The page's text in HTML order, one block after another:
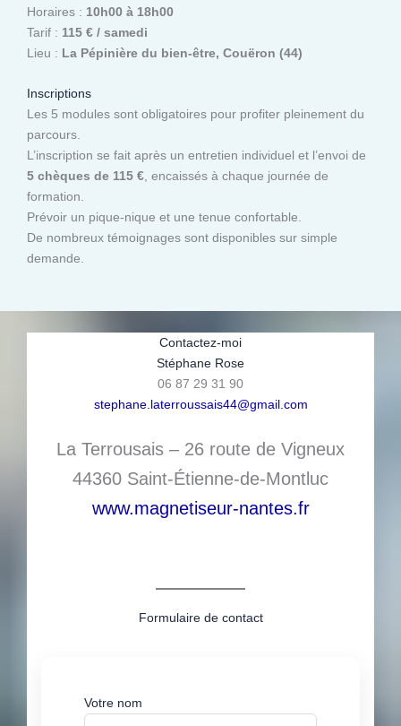
Horaires : 10h00 à 18h00
Tarif : 115 € / samedi
Lieu : La Pépinière du bien-être, Couëron (44)
Inscriptions
Les 5 modules sont obligatoires pour profiter pleinement du
parcours.
L’inscription se fait après un entretien individuel et l’envoi de
5 chèques de 115 €, encaissés à chaque journée de
formation.
Prévoir un pique-nique et une tenue confortable.
De nombreux témoignages sont disponibles sur simple
demande.
Contactez-moi
Stéphane Rose
06 87 29 31 90
stephane.laterroussais44@gmail.com
La Terrousais – 26 route de Vigneux
44360 Saint-Étienne-de-Montluc
www.magnetiseur-nantes.fr
Formulaire de contact
Votre nom